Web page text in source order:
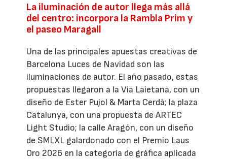
La iluminación de autor llega más allá
del centro: incorpora la Rambla Prim y
el paseo Maragall
Una de las principales apuestas creativas de
Barcelona Luces de Navidad son las
iluminaciones de autor. El año pasado, estas
propuestas llegaron a la Via Laietana, con un
diseño de Ester Pujol & Marta Cerdà; la plaza
Catalunya, con una propuesta de ARTEC
Light Studio; la calle Aragón, con un diseño
de SMLXL galardonado con el Premio Laus
Oro 2026 en la categoría de gráfica aplicada